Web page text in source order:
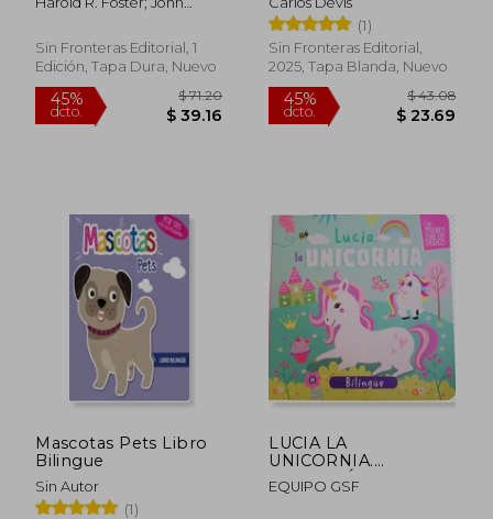
45%
$ 29.08 $
Sin Fronteras Editorial, 1
Edición, Tapa Dura, Nuevo
(1)
Sin Fronteras Editorial,
2025, Tapa Blanda, Nuevo
Mascotas Pets Libro
Bilingue
Sin Autor
(1)
LUCIA LA
UNICORNIA.
COLECCIÓN TITERES
PARA DEDOS
EQUIPO GSF